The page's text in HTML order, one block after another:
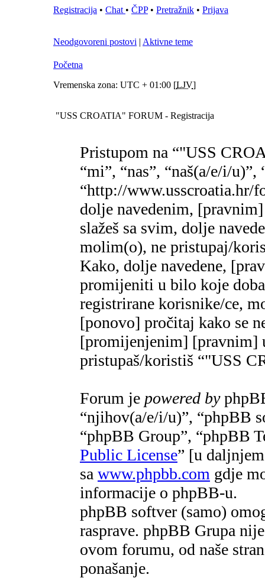
Registracija • Chat • ČPP• Pretražnik • Prijava
Neodgovoreni postovi | Aktivne teme
Početna
Vremenska zona: UTC + 01:00 [LJV]
"USS CROATIA" FORUM - Registracija
Pristupom na “"USS
“mi”, “nas”, “naš(a/e/i/
“http://www.usscroatia.hr/
dolje navedenim,
slažeš sa svim, dolje
molim(o), ne pristupaj/
Kako, dolje navedene,
promijeniti u bilo koje
registrirane korisnike/ce,
[ponovo] pročitaj kako se
[promijenjenim] [pravnim]
pristupaš/koristiš “"USS
Forum je powered by
“njihov(a/e/i/u)”, “phpBB
“phpBB Group”, “phpBB
Public License” [u
sa www.phpbb.com gdje
informacije o phpBB-u.
phpBB softver (samo)
rasprave. phpBB Grupa
ovom forumu, od naše
ponašanje.